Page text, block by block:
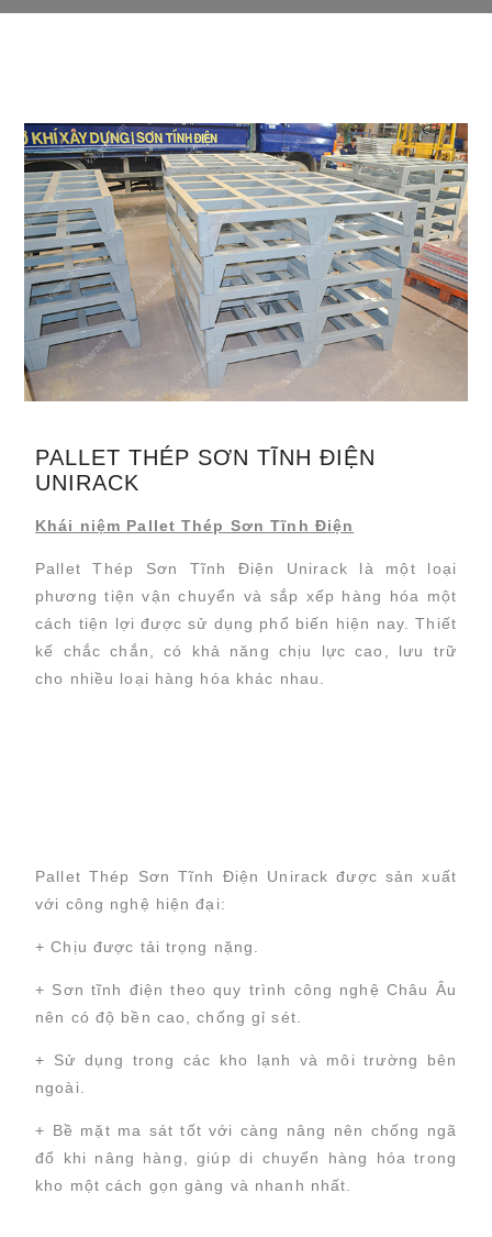
PALLET THÉP SƠN TĨNH ĐIỆN
UNIRACK
Khái niệm Pallet Thép Sơn Tĩnh Điện
Pallet Thép Sơn Tĩnh Điện Unirack là một loại
phương tiện vận chuyển và sắp xếp hàng hóa một
cách tiện lợi được sử dụng phổ biến hiện nay. Thiết
kế chắc chắn,có khả năng chịu lực cao, lưu trữ
cho nhiều loại hàng hóa khác nhau.
Pallet Thép Sơn Tĩnh Điện Unirack được sản xuất
với công nghệ hiện đại:
+ Chịu được tải trọng nặng.
+ Sơn tĩnh điện theo quy trình công nghệ Châu Âu
nên có độ bền cao, chống gỉ sét.
+ Sử dụng trong các kho lạnh và môi trường bên
ngoài.
+ Bề mặt ma sát tốt với càng nâng nên chống ngã
đổ khi nâng hàng, giúp di chuyển hàng hóa trong
kho một cách gọn gàng và nhanh nhất.